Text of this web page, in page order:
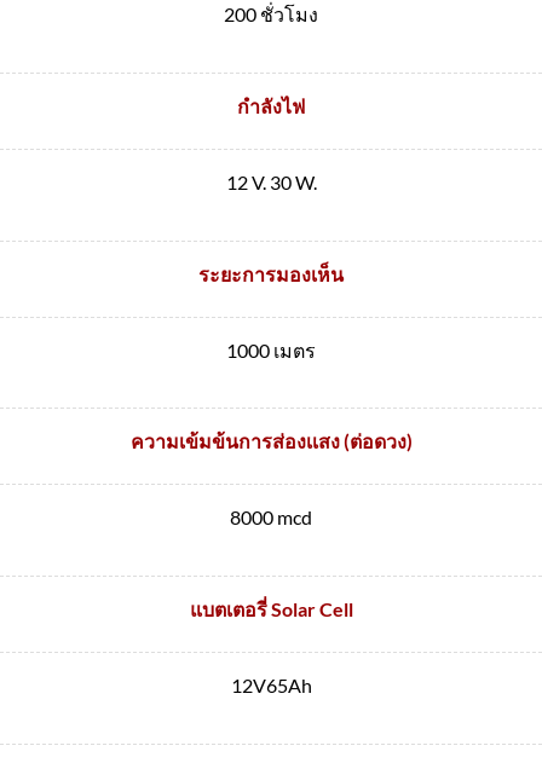
200 ชั่วโมง
กำลังไฟ
12 V. 30 W.
ระยะการมองเห็น
1000 เมตร
ความเข้มข้นการส่องเเสง (ต่อดวง)
8000 mcd
แบตเตอรี่ Solar Cell
12V65Ah